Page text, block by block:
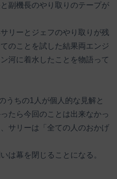
副機長のやり取りのテープが
リーとジェフのやり取りが残
のことを試した結果両エンジ
河に着水したことを物語って
うちの1人が個人的な見解と
たら今回のことは出来なかっ
サリーは「全ての人のおかげ
は幕を閉じることになる。